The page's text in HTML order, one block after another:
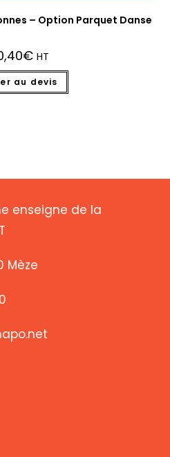
– Option Parquet Danse
€ HT
au devis
enseigne de la
Mèze